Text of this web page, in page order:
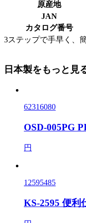
原産地
JAN
カタログ番号
3ステップで手早く、
日本製をもっと見
62316080
OSD-005PG
円
12595485
KS-2595 便利